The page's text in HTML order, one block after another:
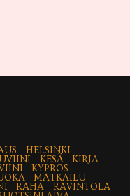
HELSINKI
KESÄ
KIRJA
KYPROS
MATKAILU
RAHA
RAVINTOLA